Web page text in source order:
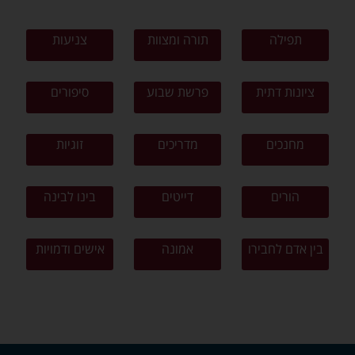
תפילה תורה ומצוות צניעות
ציונות דתית פרשת שבוע סיפורים
מחנכים מדריכים זוגיות
הורים דייטים בינו לבינה
בין אדם לחבירו אמונה אישים ודמויות